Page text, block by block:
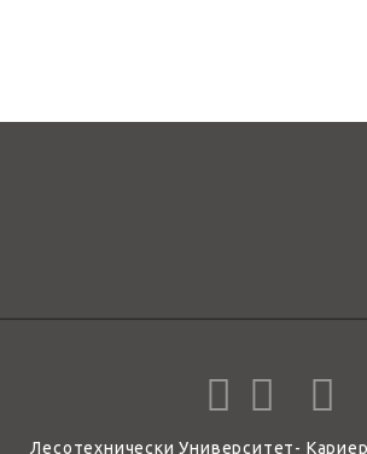
Лесотехнически Университет-